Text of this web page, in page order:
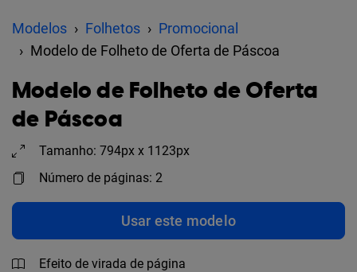
Modelos Folhetos
Promocional
Modelo de Folheto de Oferta de Páscoa
Modelo de Folheto de Oferta
de Páscoa
Tamanho: 794px x 1123px
Número de páginas: 2
Usar este modelo
Efeito de virada de página